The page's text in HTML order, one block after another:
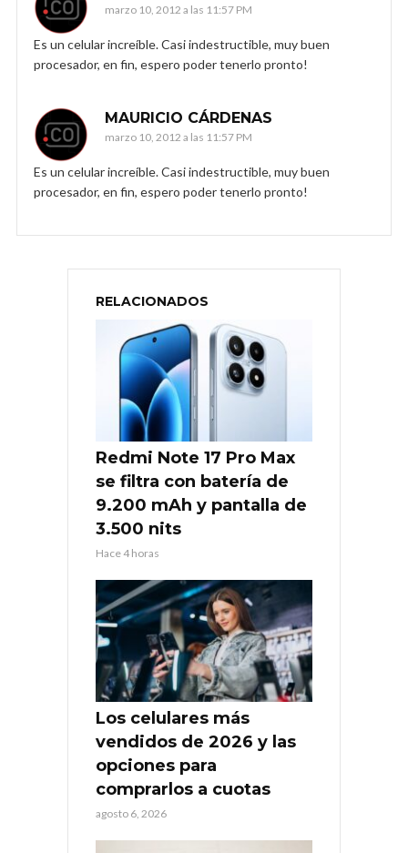
marzo 10, 2012 a las 11:57 PM
Es un celular increíble. Casi indestructible, muy buen
procesador, en fin, espero poder tenerlo pronto!
MAURICIO CÁRDENAS
marzo 10, 2012 a las 11:57 PM
Es un celular increíble. Casi indestructible, muy buen
procesador, en fin, espero poder tenerlo pronto!
RELACIONADOS
Redmi Note 17 Pro Max
se filtra con batería de
9.200 mAh y pantalla de
3.500 nits
Hace 4 horas
Los celulares más
vendidos de 2026 y las
opciones para
comprarlos a cuotas
agosto 6, 2026